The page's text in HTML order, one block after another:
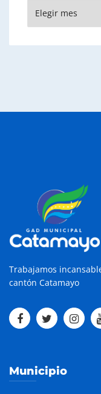
Trabajamos
cantón Catamayo
Municipio